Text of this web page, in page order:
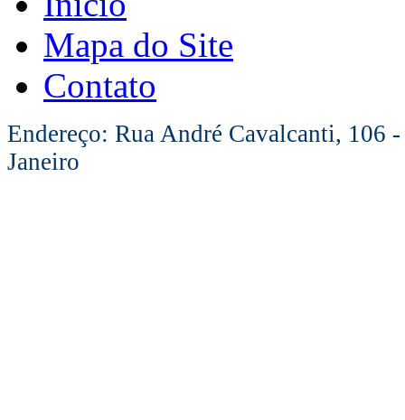
Mapa do Site
Contato
Endereço: Rua André Cavalcanti, 106
Janeiro